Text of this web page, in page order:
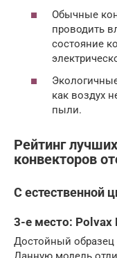
Обычные
проводить
состояние
как воздух
пыли.
Рейтинг
конвекторов
С естественной
3-е место: Polvax
Достойный образец